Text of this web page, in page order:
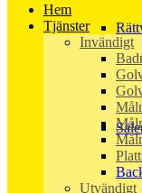
Hem
Tjänster
Invändigt
Utvändigt